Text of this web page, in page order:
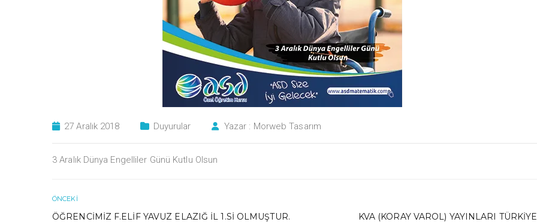
27 Aralık 2018 Duyurular Yazar : Morweb Tasarım
3 Aralık Dünya Engelliler Günü Kutlu Olsun
ÖNCEKI
ÖĞRENCIMIZ F.ELIF YAVUZ ELAZIĞ İL 1.SI OLMUŞTUR. KVA (KORAY VAROL) YAYINLARI